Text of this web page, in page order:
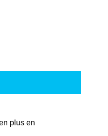
plus en